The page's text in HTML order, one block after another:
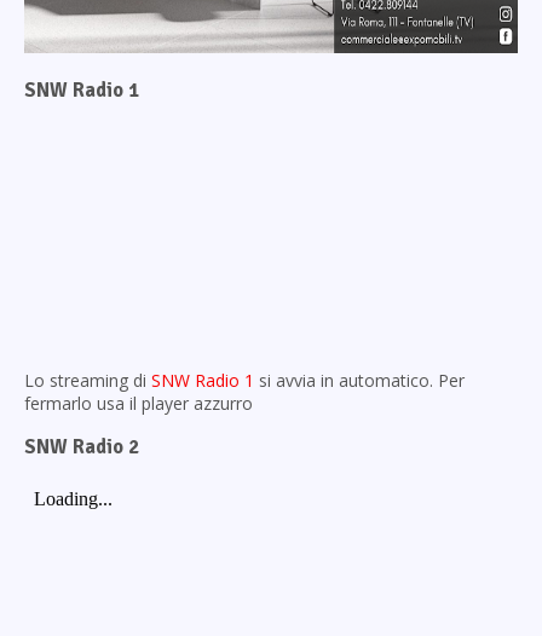
SNW Radio 1
Lo streaming di SNW Radio 1 si avvia in automatico. Per
fermarlo usa il player azzurro
SNW Radio 2